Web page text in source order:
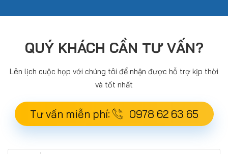
QUÝ KHÁCH CẦN TƯ VẤN?
Lên lịch cuộc họp với chúng tôi để nhận được hỗ trợ kịp thời
và tốt nhất
Tư vấn miễn phí: 0978 62 63 65